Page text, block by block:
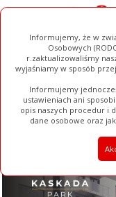
Informujemy, że w
Osobowych
r.zaktualizowaliśmy
wyjaśniamy w sposób
Informujemy
ustawieniach ani
opis naszych procedur i
dane osobowe oraz
Ogłoszenia Filmy